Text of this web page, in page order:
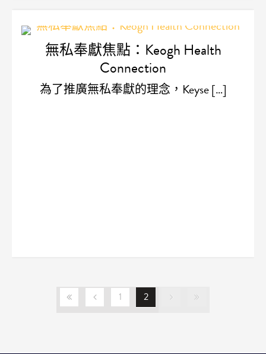
無私奉獻焦點：Keogh Health
Connection
為了推廣無私奉獻的理念，Keyse […]
1 2